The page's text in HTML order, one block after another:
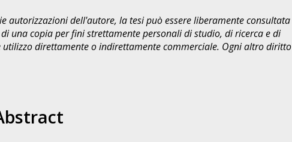
autorizzazioni dell'autore, la tesi può essere liberamente consultata
una copia per fini strettamente personali di studio, di ricerca e di
direttamente o indirettamente commerciale. Ogni altro diritto